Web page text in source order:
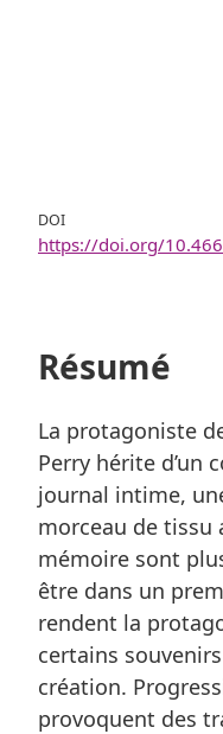
DOI
https://doi.org/
Résumé
La protagoniste
Perry hérite d’un
journal intime,
morceau de tissu
mémoire sont
être dans un
rendent la
certains
création.
provoquent des